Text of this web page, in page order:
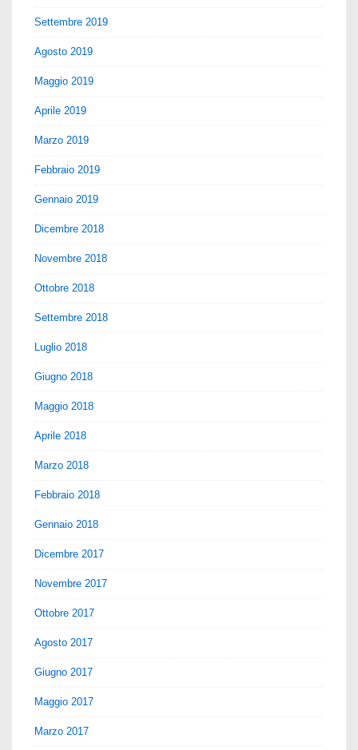
Settembre 2019
Agosto 2019
Maggio 2019
Aprile 2019
Marzo 2019
Febbraio 2019
Gennaio 2019
Dicembre 2018
Novembre 2018
Ottobre 2018
Settembre 2018
Luglio 2018
Giugno 2018
Maggio 2018
Aprile 2018
Marzo 2018
Febbraio 2018
Gennaio 2018
Dicembre 2017
Novembre 2017
Ottobre 2017
Agosto 2017
Giugno 2017
Maggio 2017
Marzo 2017